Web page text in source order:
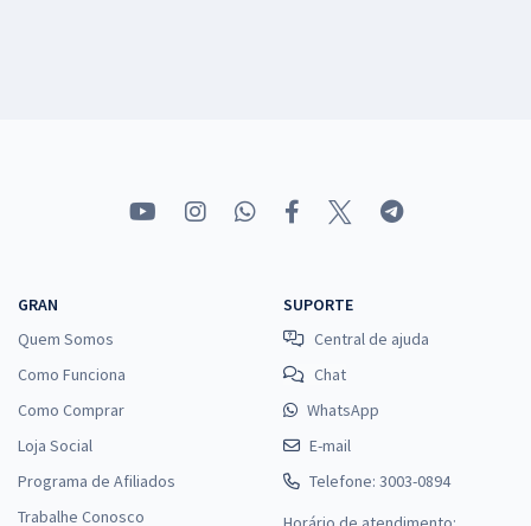
GRAN
Quem Somos
Como Funciona
Como Comprar
Loja Social
Programa de Afiliados
Trabalhe Conosco
SUPORTE
Central de ajuda
Chat
WhatsApp
E-mail
Telefone: 3003-0894